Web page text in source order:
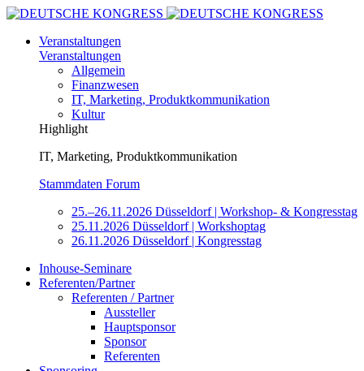
Veranstaltungen
Veranstaltungen
Allgemein
Finanzwesen
IT, Marketing, Produktkommunikation
Kultur
Highlight
IT, Marketing, Produktkommunikation
Stammdaten Forum
25.–26.11.2026 Düsseldorf | Workshop- & Kongresstag
25.11.2026 Düsseldorf | Workshoptag
26.11.2026 Düsseldorf | Kongresstag
Inhouse-Seminare
Referenten/Partner
Referenten / Partner
Aussteller
Hauptsponsor
Sponsor
Referenten